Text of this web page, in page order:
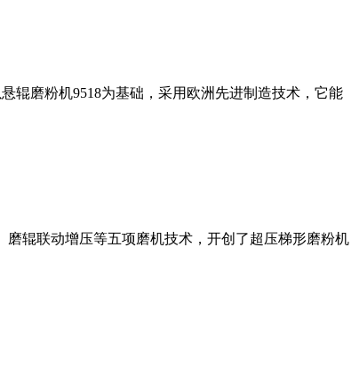
辊磨粉机9518为基础，采用欧洲先进制造技术，它能
辊联动增压等五项磨机技术，开创了超压梯形磨粉机